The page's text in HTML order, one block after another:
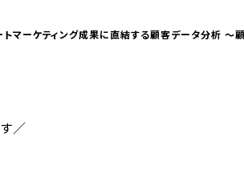
マーケティング成果に直結する顧客データ分析
／